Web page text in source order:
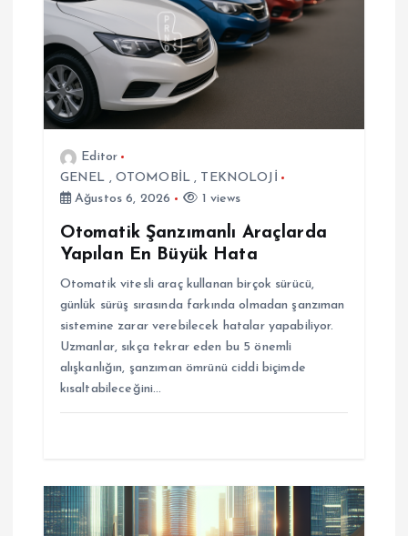
n
m
Editor
GENEL , OTOMOBİL , TEKNOLOJİ
Ağustos 6, 2026
1 views
Otomatik Şanzımanlı Araçlarda
Yapılan En Büyük Hata
Otomatik vitesli araç kullanan birçok sürücü,
günlük sürüş sırasında farkında olmadan şanzıman
sistemine zarar verebilecek hatalar yapabiliyor.
Uzmanlar, sıkça tekrar eden bu 5 önemli
alışkanlığın, şanzıman ömrünü ciddi biçimde
kısaltabileceğini…